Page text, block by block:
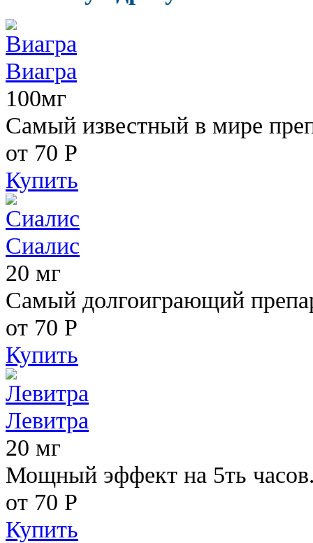
Виагра
100мг
Самый известный в мире
от 70 Р
Купить
Сиалис
20 мг
Самый долгоиграющий
от 70 Р
Купить
Левитра
20 мг
Мощный эффект на 5ть
от 70 Р
Купить